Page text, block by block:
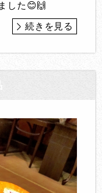
した😊🙌
続きを見る